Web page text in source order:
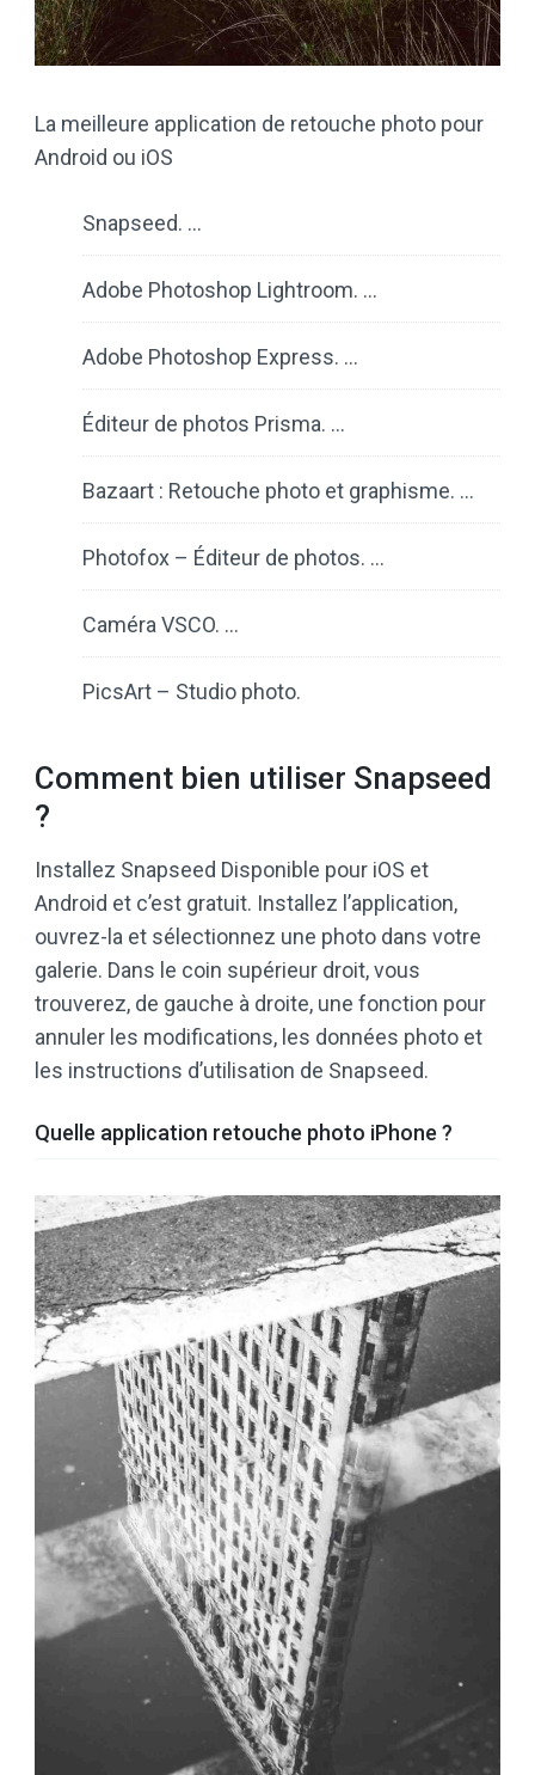
La meilleure application de retouche photo pour
Android ou iOS
Snapseed. …
Adobe Photoshop Lightroom. …
Adobe Photoshop Express. …
Éditeur de photos Prisma. …
Bazaart : Retouche photo et graphisme. …
Photofox – Éditeur de photos. …
Caméra VSCO. …
PicsArt – Studio photo.
Comment bien utiliser Snapseed
?
Installez Snapseed Disponible pour iOS et
Android et c’est gratuit. Installez l’application,
ouvrez-la et sélectionnez une photo dans votre
galerie. Dans le coin supérieur droit, vous
trouverez, de gauche à droite, une fonction pour
annuler les modifications, les données photo et
les instructions d’utilisation de Snapseed.
Quelle application retouche photo iPhone ?